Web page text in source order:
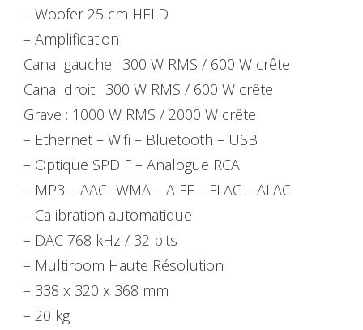
– Woofer 25 cm HELD
– Amplification
Canal gauche : 300 W RMS / 600 W crête
Canal droit : 300 W RMS / 600 W crête
Grave : 1000 W RMS / 2000 W crête
– Ethernet – Wifi – Bluetooth – USB
– Optique SPDIF – Analogue RCA
– MP3 – AAC -WMA – AIFF – FLAC – ALAC
– Calibration automatique
– DAC 768 kHz / 32 bits
– Multiroom Haute Résolution
– 338 x 320 x 368 mm
– 20 kg